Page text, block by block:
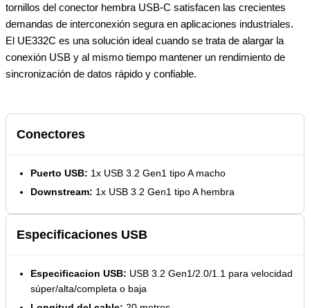
tornillos del conector hembra USB-C satisfacen las crecientes
demandas de interconexión segura en aplicaciones industriales.
El UE332C es una solución ideal cuando se trata de alargar la
conexión USB y al mismo tiempo mantener un rendimiento de
sincronización de datos rápido y confiable.
Conectores
Puerto USB: 1x USB 3.2 Gen1 tipo A macho
Downstream: 1x USB 3.2 Gen1 tipo A hembra
Especificaciones USB
Especificacion USB: USB 3.2 Gen1/2.0/1.1 para velocidad
súper/alta/completa o baja